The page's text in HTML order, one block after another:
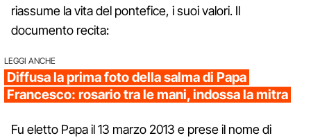
riassume la vita del pontefice, i suoi valori. Il
documento recita:
LEGGI ANCHE
Diffusa la prima foto della salma di Papa
Francesco: rosario tra le mani, indossa la mitra
Fu eletto Papa il 13 marzo 2013 e prese il nome di